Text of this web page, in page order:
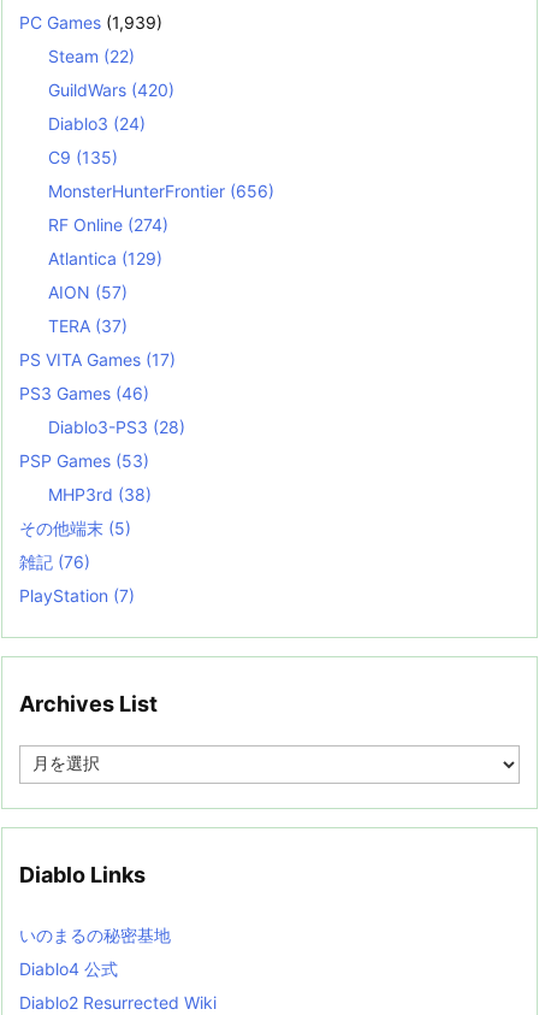
PC Games (1,939)
Steam (22)
GuildWars (420)
Diablo3 (24)
C9 (135)
MonsterHunterFrontier (656)
RF Online (274)
Atlantica (129)
AION (57)
TERA (37)
PS VITA Games (17)
PS3 Games (46)
Diablo3-PS3 (28)
PSP Games (53)
MHP3rd (38)
その他端末 (5)
雑記 (76)
PlayStation (7)
Archives List
e
i
s
t
Diablo Links
いのまるの秘密基地
Diablo4 公式
Diablo2 Resurrected Wiki